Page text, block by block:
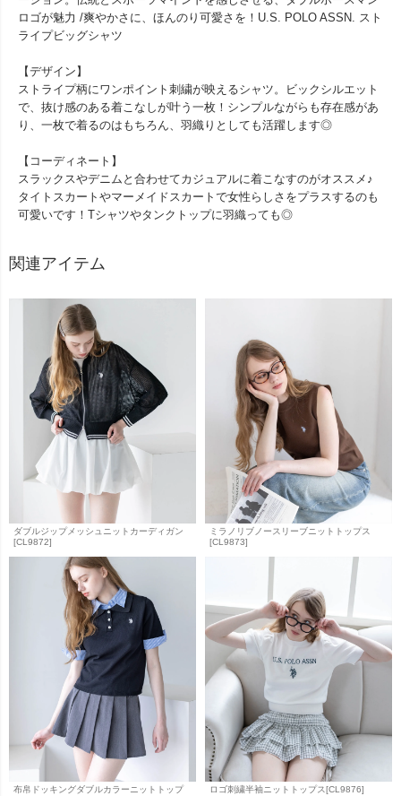
ロゴが魅力 /爽やかさに、ほんのり可愛さを！U.S. POLO ASSN. スト
ライプビッグシャツ
【デザイン】
ストライプ柄にワンポイント刺繍が映えるシャツ。ビックシルエット
で、抜け感のある着こなしが叶う一枚！シンプルながらも存在感があ
り、一枚で着るのはもちろん、羽織りとしても活躍します◎
【コーディネート】
スラックスやデニムと合わせてカジュアルに着こなすのがオススメ♪
タイトスカートやマーメイドスカートで女性らしさをプラスするのも
可愛いです！Tシャツやタンクトップに羽織っても◎
関連アイテム
ダブルジップメッシュニットカーディガン
[CL9872]
ミラノリブノースリーブニットトップス
[CL9873]
布帛ドッキングダブルカラーニットトップ
ロゴ刺繍半袖ニットトップス[CL9876]